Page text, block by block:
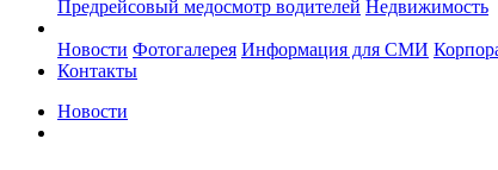
Предрейсовый медосмотр водителей Недвижимость
Новости Фотогалерея Информация для СМИ
Контакты
Новости